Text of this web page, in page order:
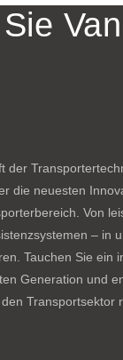
der
die neuesten
Von
– in
Tauchen Sie ein
Generation und
Transportsektor